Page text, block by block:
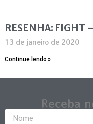
RESENHA: FIGHT
13 de janeiro de 2020
Continue lendo »
Receba